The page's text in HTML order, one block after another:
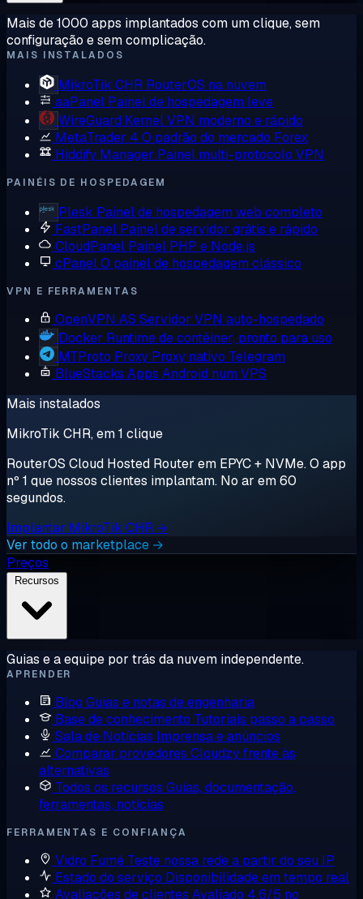
Mais de 1000 apps implantados com um clique, sem
configuração e sem complicação.
MAIS INSTALADOS
MikroTik CHR RouterOS na nuvem
aaPanel Painel de hospedagem leve
WireGuard Kernel VPN moderno e rápido
MetaTrader 4 O padrão do mercado Forex
Hiddify Manager Painel multi-protocolo VPN
PAINÉIS DE HOSPEDAGEM
Plesk Painel de hospedagem web completo
FastPanel Painel de servidor grátis e rápido
CloudPanel Painel PHP e Node.js
cPanelO painel de hospedagem clássico
VPN E FERRAMENTAS
OpenVPN AS Servidor VPN auto-hospedado
Docker Runtime de contêiner, pronto para uso
MTProto Proxy Proxy nativo Telegram
BlueStacks Apps Android num VPS
Mais instalados
MikroTik CHR, em 1 clique
RouterOS Cloud Hosted Router em EPYC + NVMe. O app
nº 1 que nossos clientes implantam. No ar em 60
segundos.
Implantar MikroTik CHR →
Ver todo o marketplace →
Preços
Guias e a equipe por trás da nuvem independente.
APRENDER
Blog Guias e notas de engenharia
Base de conhecimento Tutoriais passo a passo
Sala de Notícias Imprensa e anúncios
Comparar provedores Cloudzy frente às
alternativas
Todos os recursos Guias, documentação,
ferramentas, notícias
FERRAMENTAS E CONFIANÇA
Vidro Fumê Teste nossa rede a partir do seu IP
Estado do serviço Disponibilidade em tempo real
Avaliações de clientes Avaliado 4,6/5 no